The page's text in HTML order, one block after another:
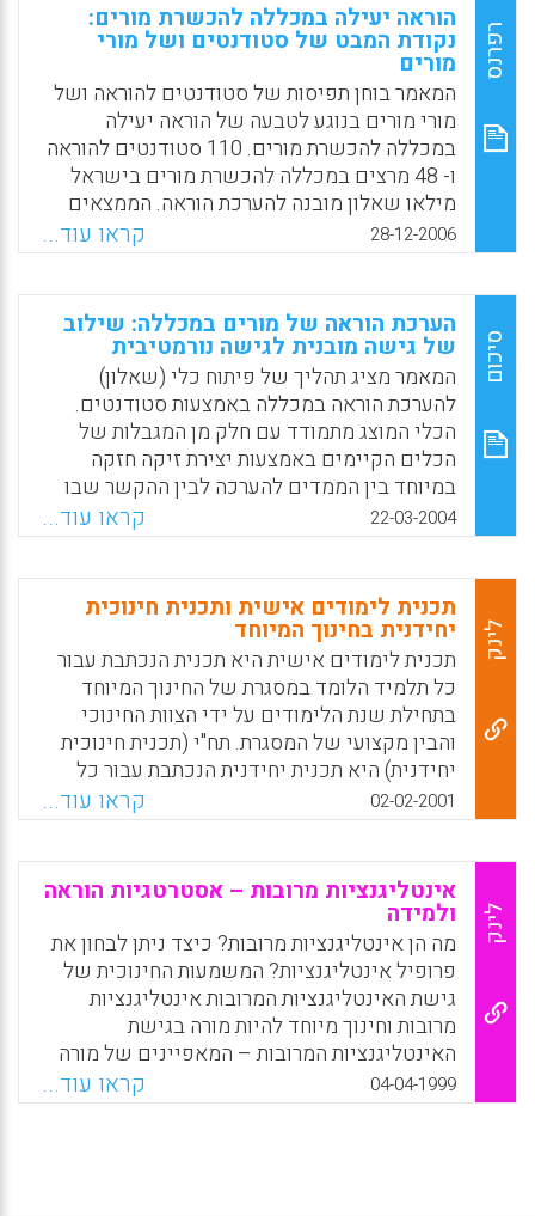
רפרנס
הוראה יעילה במכללה להכשרת מורים:
נקודת המבט של סטודנטים ושל מורי
מורים
המאמר בוחן תפיסות של סטודנטים להוראה ושל
מורי מורים בנוגע לטבעה של הוראה יעילה
במכללה להכשרת מורים. 110 סטודנטים להוראה
ו- 48 מרצים במכללה להכשרת מורים בישראל
מילאו שאלון מובנה להערכת הוראה. הממצאים
העידו על שלושה היבטים של הוראה יעילה,
המשותפים לסטודנטים ולמורי המורים: (א) הוראה
יעילה כוללת ממד בין -אישי וממד דידקטי. (ב)
הממד הבין-אישי אחיד יותר באופיו מהממד
הדידקטי. (ג) המאפיינים שנתפסו כחשובים
ביותר להוראה יעילה הם בקיאות בתחום הדעת,
בהירות הניסוח, קידום החשיבה וקידום העניין
(יצחק גילת, שרי בר-און, אשר גניס, גד אורית, אתי
בכר)
WhatsApp
Facebook
Email
X
28-12-2006 קראו עוד...
סיכום
הערכת הוראה של מורים במכללה: שילוב
של גישה מובנית לגישה נורמטיבית
המאמר מציג תהליך של פיתוח כלי (שאלון)
להערכת הוראה במכללה באמצעות סטודנטים.
הכלי המוצג מתמודד עם חלק מן המגבלות של
הכלים הקיימים באמצעות יצירת זיקה חזקה
במיוחד בין הממדים להערכה לבין ההקשר שבו
היא מתבטאת, דהיינו מכללה להכשרת מורים.
פיתוח הגרסה הראשונה של הכלי התבסס על מגוון
מקורות הלקוחים מהזירה הפדגוגית במכללה, כמו
תצפיות במורים הנחשבים מוצלחים, ראיונות עם
מורים ועם בעלי תפקידים פדגוגיים, תיעוד
אירועים הלקוחים מהתנסויות של סטודנטים ושל
מורים וחומר תאורטי. (יצחק גילת, שרי בראון, גניס
אשר)
WhatsApp
Facebook
Email
X
22-03-2004 קראו עוד...
לינק
תכנית לימודים אישית ותכנית חינוכית
יחידנית בחינוך המיוחד
תכנית לימודים אישית היא תכנית הנכתבת עבור
כל תלמיד הלומד במסגרת של החינוך המיוחד
בתחילת שנת הלימודים על ידי הצוות החינוכי
והבין מקצועי של המסגרת. תח"י (תכנית חינוכית
יחידנית) היא תכנית יחידנית הנכתבת עבור כל
תלמיד המקבל תמיכה מסל שילוב והלומד
במסגרת כיתה רגילה. (שרי בראון)
WhatsApp
Facebook
Email
X
02-02-2001 קראו עוד...
לינק
אינטליגנציות מרובות – אסטרטגיות הוראה
ולמידה
מה הן אינטליגנציות מרובות? כיצד ניתן לבחון את
פרופיל אינטליגנציות? המשמעות החינוכית של
גישת האינטליגנציות המרובות אינטליגנציות
מרובות וחינוך מיוחד להיות מורה בגישת
האינטליגנציות המרובות – המאפיינים של מורה
על פי גישת האינטליגנציות המרובות. (שרי בראון)
04-04-1999 קראו עוד...